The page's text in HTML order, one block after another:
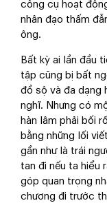
công cụ hoạt
nhân đạo thấm
ông.
Bất kỳ ai lần đầu
tập cũng bị bất
đồ sộ và đa dạng
nghĩ. Nhưng có
hàn lâm phải bối
bằng những lối
gần như là trái
tan đi nếu ta hiểu
góp quan trọng
chương đi trước